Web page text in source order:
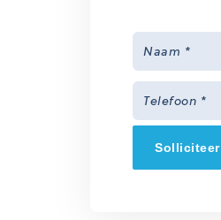
Solliciteer